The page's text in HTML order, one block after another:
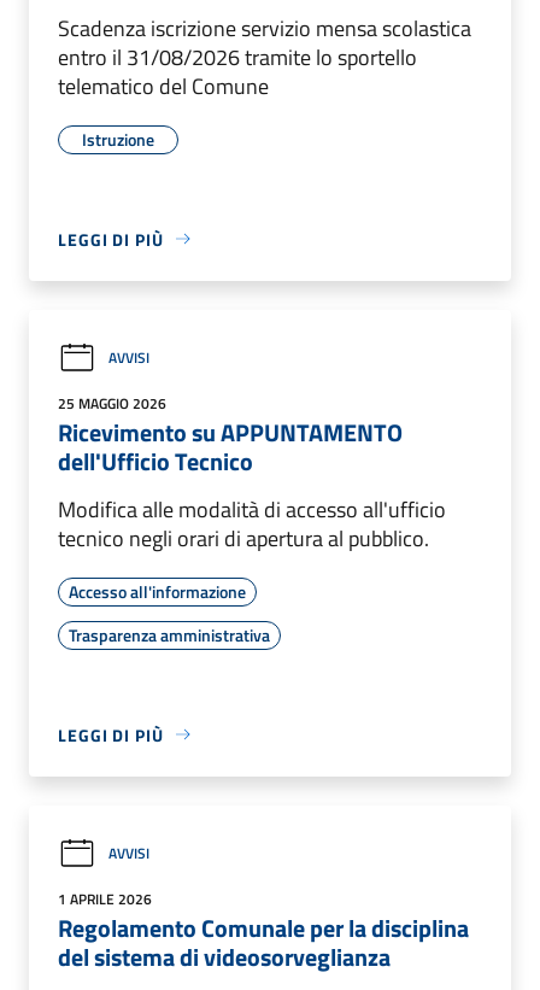
Scadenza iscrizione servizio mensa scolastica
entro il 31/08/2026 tramite lo sportello
telematico del Comune
Istruzione
LEGGI DI PIÙ
AVVISI
25 MAGGIO 2026
Ricevimento su APPUNTAMENTO
dell'Ufficio Tecnico
Modifica alle modalità di accesso all'ufficio
tecnico negli orari di apertura al pubblico.
Accesso all'informazione
Trasparenza amministrativa
LEGGI DI PIÙ
AVVISI
1 APRILE 2026
Regolamento Comunale per la disciplina
del sistema di videosorveglianza